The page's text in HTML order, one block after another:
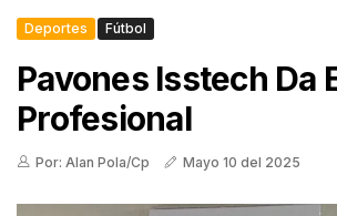
Deportes Fútbol
Pavones Isstech Da
Profesional
Por: Alan Pola/Cp Mayo 10 del 2025